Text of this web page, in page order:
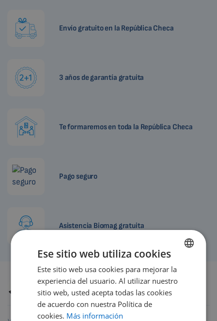
Envío gratuito en la República Checa
3 años de garantía gratuita
Te formaremos en toda la República Checa
Pago seguro
Asistencia Biomag gratuita
Autor
Petr Hrnčíř, DiS.
Revisión
16.6.2026
ENGLISH
DUTCH
GERMAN
Ese sitio web utiliza cookies
Este sitio web usa cookies para mejorar la
experiencia del usuario. Al utilizar nuestro
sitio web, usted acepta todas las cookies
de acuerdo con nuestra Política de
cookies. Más información